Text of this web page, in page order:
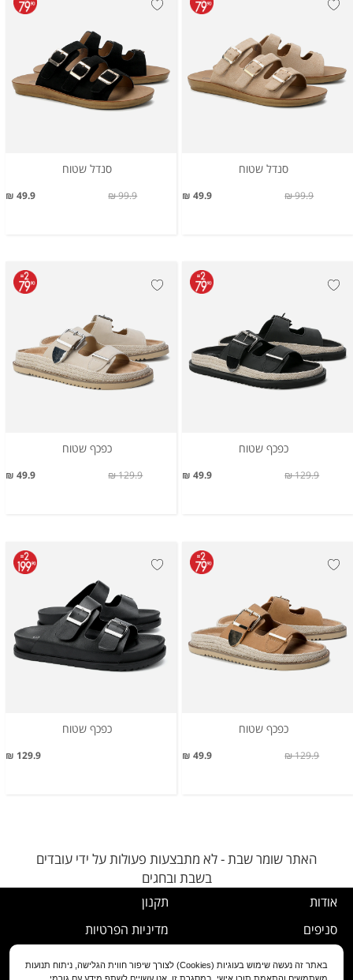
סנדל שטוח
49.9 ₪ 99.9 ₪
סנדל שטוח
49.9 ₪ 99.9 ₪
כפכף שטוח
49.9 ₪ 129.9 ₪
כפכף שטוח
49.9 ₪ 129.9 ₪
כפכף שטוח
49.9 ₪ 129.9 ₪
כפכף שטוח
129.9 ₪
האתר שומר שבת - לא מתבצעות פעולות על ידי עובדים
בשבת ובחגים
אודות
סניפים
תקנון
מדיניות הפרטיות
נוהל ביטול עסקה
באתר זה נעשה שימוש בעוגיות (Cookies) לצורך שיפור חווית הגלישה, ניתוח תנועות